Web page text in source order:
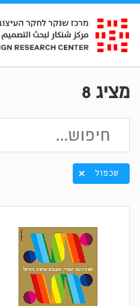
מציג 8
שכפול